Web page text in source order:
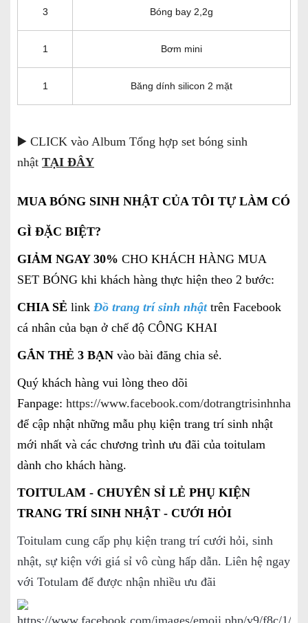
3 Bóng bay 2,2g
1 Bơm mini
1 Băng dính silicon 2 mặt
▶️ CLICK vào Album Tổng hợp set bóng sinh
nhật TẠI ĐÂY
MUA BÓNG SINH NHẬT CỦA TÔI TỰ LÀM CÓ
GÌ ĐẶC BIỆT?
GIẢM NGAY 30% CHO KHÁCH HÀNG MUA
SET BÓNG khi khách hàng thực hiện theo 2 bước:
CHIA SẺ link Đồ trang trí sinh nhậttrên Facebook
cá nhân của bạn ở chế độ CÔNG KHAI
GẮN THẺ 3 BẠN vào bài đăng chia sẻ.
Quý khách hàng vui lòng theo dõi
Fanpage: https://www.facebook.com/
để cập nhật những mẫu phụ kiện trang trí sinh nhật
mới nhất và các chương trình ưu đãi của toitulam
dành cho khách hàng.
TOITULAM - CHUYÊN SỈ LẺ PHỤ KIỆN
TRANG TRÍ SINH NHẬT - CƯỚI HỎI
Toitulam cung cấp phụ kiện trang trí cưới hỏi, sinh
nhật, sự kiện với giá sỉ vô cùng hấp dẫn. Liên hệ ngay
với Totulam để được nhận nhiều ưu đãi